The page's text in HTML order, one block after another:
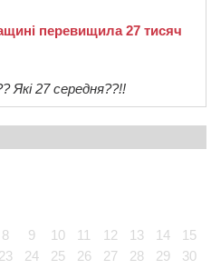
перевищила 27 тисяч
Які 27 середня??!!
8 9 10 11 12 13 14
15
23 24 25 26 27 28 29
30